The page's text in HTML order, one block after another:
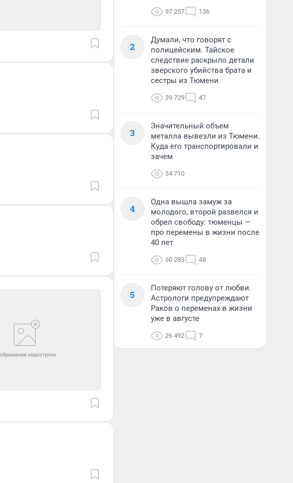
97 257 136
2
Думали, что говорят с
полицейским. Тайское
следствие раскрыло детали
зверского убийства брата и
сестры из Тюмени
39 729 47
3
Значительный объем
металла вывезли из Тюмени.
Куда его транспортировали и
зачем
34 710
4
Одна вышла замуж за
молодого, второй развелся и
обрел свободу: тюменцы —
про перемены в жизни после
40 лет
30 283 48
5
Потеряют голову от любви.
Астрологи предупреждают
Раков о переменах в жизни
уже в августе
26 492 7